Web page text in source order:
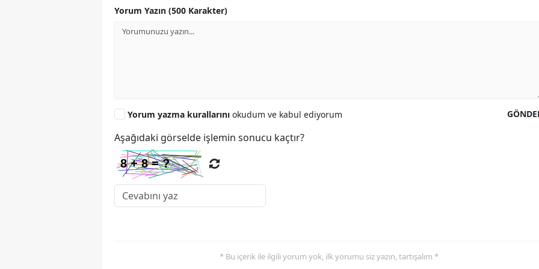
Yorum Yazın (500 Karakter)
Yorum yazma kurallarını okudum ve kabul ediyorum
Aşağıdaki görselde işlemin sonucu kaçtır?
* Bu içerik ile ilgili yorum yok, ilk yorumu siz yazın, tartışalım *